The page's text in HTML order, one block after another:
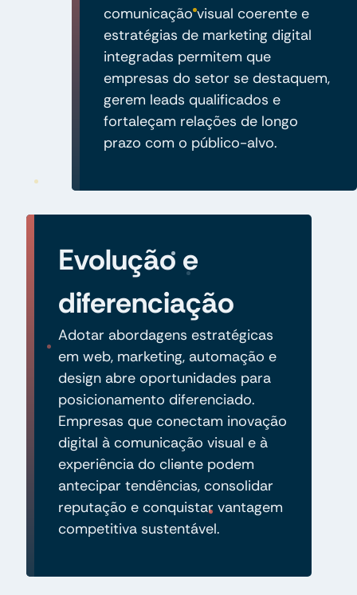
comunicação visual coerente e
estratégias de marketing digital
integradas permitem que
empresas do setor se destaquem,
gerem leads qualificados e
fortaleçam relações de longo
prazo com o público-alvo.
Evolução e
diferenciação
Adotar abordagens estratégicas
em web, marketing, automação e
design abre oportunidades para
posicionamento diferenciado.
Empresas que conectam inovação
digital à comunicação visual e à
experiência do cliente podem
antecipar tendências, consolidar
reputação e conquistar vantagem
competitiva sustentável.